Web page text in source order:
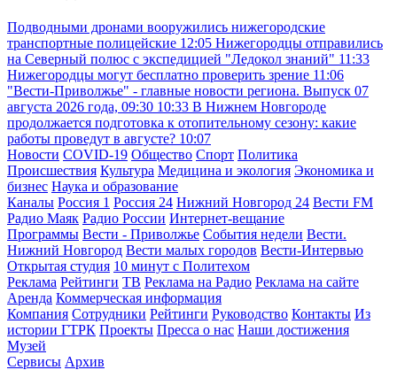
Подводными дронами вооружились нижегородские
транспортные полицейские 12:05 Нижегородцы отправились
на Северный полюс с экспедицией "Ледокол знаний" 11:33
Нижегородцы могут бесплатно проверить зрение 11:06
"Вести-Приволжье" - главные новости региона. Выпуск 07
августа 2026 года, 09:30 10:33 В Нижнем Новгороде
продолжается подготовка к отопительному сезону: какие
работы проведут в августе? 10:07
Новости COVID-19 Общество Спорт Политика
Происшествия Культура Медицина и экология Экономика и
бизнес Наука и образование
Каналы Россия 1 Россия 24 Нижний Новгород 24 Вести FM
Радио Маяк Радио России Интернет-вещание
Программы Вести - Приволжье События недели Вести.
Нижний Новгород Вести малых городов Вести-Интервью
Открытая студия 10 минут с Политехом
Реклама Рейтинги ТВ Реклама на Радио Реклама на сайте
Аренда Коммерческая информация
Компания Сотрудники Рейтинги Руководство Контакты Из
истории ГТРК Проекты Пресса о нас Наши достижения
Музей
Сервисы Архив